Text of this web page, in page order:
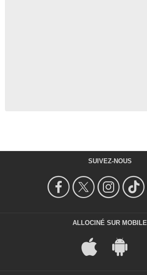
SUIVEZ-NOUS
ALLOCINÉ SUR MOBILE